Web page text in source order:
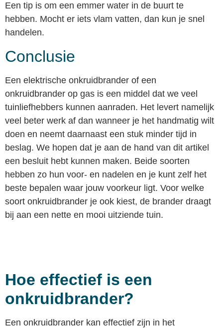
Een tip is om een emmer water in de buurt te
hebben. Mocht er iets vlam vatten, dan kun je snel
handelen.
Conclusie
Een elektrische onkruidbrander of een
onkruidbrander op gas is een middel dat we veel
tuinliefhebbers kunnen aanraden. Het levert namelijk
veel beter werk af dan wanneer je het handmatig wilt
doen en neemt daarnaast een stuk minder tijd in
beslag. We hopen dat je aan de hand van dit artikel
een besluit hebt kunnen maken. Beide soorten
hebben zo hun voor- en nadelen en je kunt zelf het
beste bepalen waar jouw voorkeur ligt. Voor welke
soort onkruidbrander je ook kiest, de brander draagt
bij aan een nette en mooi uitziende tuin.
Hoe effectief is een
onkruidbrander?
Een onkruidbrander kan effectief zijn in het